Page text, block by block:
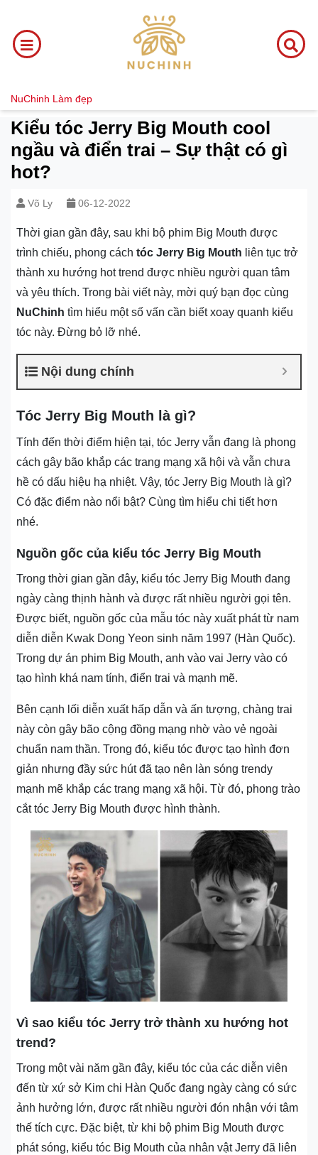
NuChinh Làm đẹp
Kiểu tóc Jerry Big Mouth cool
ngầu và điển trai – Sự thật có gì
hot?
Võ Ly 06-12-2022
Thời gian gần đây, sau khi bộ phim Big Mouth được
trình chiếu, phong cách tóc Jerry Big Mouth liên tục trở
thành xu hướng hot trend được nhiều người quan tâm
và yêu thích. Trong bài viết này, mời quý bạn đọc cùng
NuChinh tìm hiểu một số vấn cần biết xoay quanh kiểu
tóc này. Đừng bỏ lỡ nhé.
Nội dung chính
Tóc Jerry Big Mouth là gì?
Tính đến thời điểm hiện tại, tóc Jerry vẫn đang là phong
cách gây bão khắp các trang mạng xã hội và vẫn chưa
hề có dấu hiệu hạ nhiệt. Vậy, tóc Jerry Big Mouth là gì?
Có đặc điểm nào nổi bật? Cùng tìm hiểu chi tiết hơn
nhé.
Nguồn gốc của kiểu tóc Jerry Big Mouth
Trong thời gian gần đây, kiểu tóc Jerry Big Mouth đang
ngày càng thịnh hành và được rất nhiều người gọi tên.
Được biết, nguồn gốc của mẫu tóc này xuất phát từ nam
diễn diễn Kwak Dong Yeon sinh năm 1997 (Hàn Quốc).
Trong dự án phim Big Mouth, anh vào vai Jerry vào có
tạo hình khá nam tính, điển trai và mạnh mẽ.
Bên cạnh lối diễn xuất hấp dẫn và ấn tượng, chàng trai
này còn gây bão cộng đồng mạng nhờ vào vẻ ngoài
chuẩn nam thần. Trong đó, kiểu tóc được tạo hình đơn
giản nhưng đầy sức hút đã tạo nên làn sóng trendy
mạnh mẽ khắp các trang mạng xã hội. Từ đó, phong trào
cắt tóc Jerry Big Mouth được hình thành.
Vì sao kiểu tóc Jerry trở thành xu hướng hot
trend?
Trong một vài năm gần đây, kiểu tóc của các diễn viên
đến từ xứ sở Kim chi Hàn Quốc đang ngày càng có sức
ảnh hưởng lớn, được rất nhiều người đón nhận với tâm
thế tích cực. Đặc biệt, từ khi bộ phim Big Mouth được
phát sóng, kiểu tóc Big Mouth của nhân vật Jerry đã liên